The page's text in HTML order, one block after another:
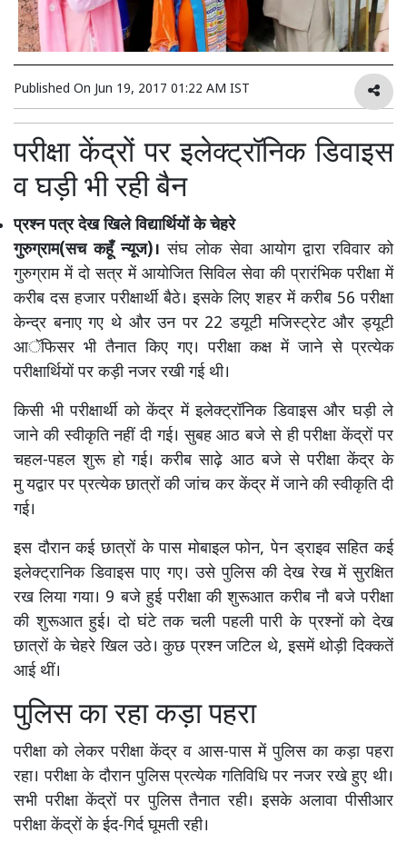
Published On Jun 19, 2017 01:22 AM IST
परीक्षा केंद्रों पर इलेक्ट्रॉनिक डिवाइस
व घड़ी भी रही बैन
प्रश्न पत्र देख खिले विद्यार्थियों के चेहरे
गुरुग्राम(सच कहूँ न्यूज)।संघ लोक सेवा आयोग द्वारा रविवार को
गुरुग्राम में दो सत्र में आयोजित सिविल सेवा की प्रारंभिक परीक्षा में
करीब दस हजार परीक्षार्थी बैठे। इसके लिए शहर में करीब 56 परीक्षा
केन्द्र बनाए गए थे और उन पर 22 डयूटी मजिस्ट्रेट और ड्यूटी
आॅफिसर भी तैनात किए गए। परीक्षा कक्ष में जाने से प्रत्येक
परीक्षार्थियों पर कड़ी नजर रखी गई थी।
किसी भी परीक्षार्थी को केंद्र में इलेक्ट्रॉनिक डिवाइस और घड़ी ले
जाने की स्वीकृति नहीं दी गई। सुबह आठ बजे से ही परीक्षा केंद्रों पर
चहल-पहल शुरू हो गई। करीब साढ़े आठ बजे से परीक्षा केंद्र के
मु यद्वार पर प्रत्येक छात्रों की जांच कर केंद्र में जाने की स्वीकृति दी
गई।
इस दौरान कई छात्रों के पास मोबाइल फोन, पेन ड्राइव सहित कई
इलेक्ट्रानिक डिवाइस पाए गए। उसे पुलिस की देख रेख में सुरक्षित
रख लिया गया। 9 बजे हुई परीक्षा की शुरूआत करीब नौ बजे परीक्षा
की शुरूआत हुई। दो घंटे तक चली पहली पारी के प्रश्नों को देख
छात्रों के चेहरे खिल उठे। कुछ प्रश्न जटिल थे, इसमें थोड़ी दिक्कतें
आई थीं।
पुलिस का रहा कड़ा पहरा
परीक्षा को लेकर परीक्षा केंद्र व आस-पास में पुलिस का कड़ा पहरा
रहा। परीक्षा के दौरान पुलिस प्रत्येक गतिविधि पर नजर रखे हुए थी।
सभी परीक्षा केंद्रों पर पुलिस तैनात रही। इसके अलावा पीसीआर
परीक्षा केंद्रों के ईद-गिर्द घूमती रही।